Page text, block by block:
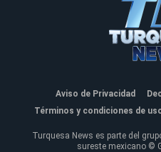
Aviso de Privacidad
Términos y condiciones de
Turquesa News es parte del
sureste mexicano ©